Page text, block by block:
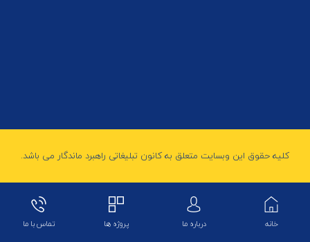
کلیه حقوق این وبسایت متعلق به کانون تبلیغاتی راهبرد ماندگار می باشد.
خانه درباره ما پروژه ها تماس با ما